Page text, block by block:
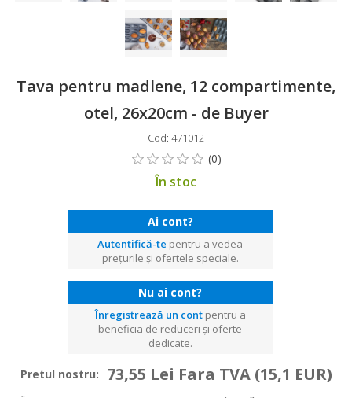
Tava pentru madlene, 12 compartimente,
otel, 26x20cm - de Buyer
Cod: 471012
În stoc
Ai cont?
Autentifică-te pentru a vedea
prețurile și ofertele speciale.
Nu ai cont?
Înregistrează un contpentru a
beneficia de reduceri și oferte
dedicate.
Pretul nostru: 73,55 Lei Fara TVA (15,1 EUR)